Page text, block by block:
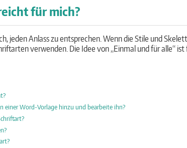
für mich?
jeden Anlass zu entsprechen. Wenn die Stile und
verwenden. Die Idee von „Einmal und für alle“ ist
einer Word-Vorlage hinzu und bearbeite ihn?